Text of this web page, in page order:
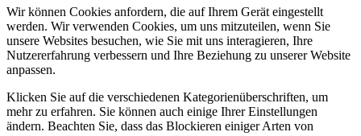
Wir können Cookies anfordern, die auf Ihrem Gerät eingestellt
werden. Wir verwenden Cookies, um uns mitzuteilen, wenn Sie
unsere Websites besuchen, wie Sie mit uns interagieren, Ihre
Nutzererfahrung verbessern und Ihre Beziehung zu unserer Website
anpassen.
Klicken Sie auf die verschiedenen Kategorienüberschriften, um
mehr zu erfahren. Sie können auch einige Ihrer Einstellungen
ändern. Beachten Sie, dass das Blockieren einiger Arten von